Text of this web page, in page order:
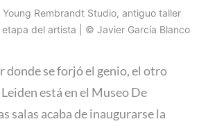
Young Rembrandt Studio, antiguo taller
del artista | © Javier García Blanco
donde se forjó el genio, el otro
está en el Museo De
salas acaba de inaugurarse la